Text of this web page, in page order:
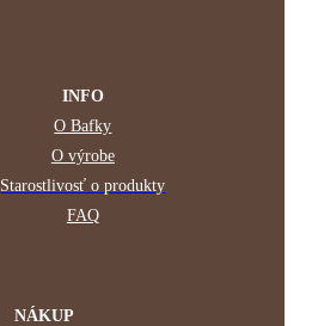
INFO
O Bafky
O výrobe
Starostlivosť o produkty
FAQ
NÁKUP